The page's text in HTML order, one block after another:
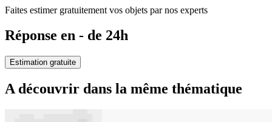
Faites estimer gratuitement vos objets par nos experts
Réponse en - de 24h
Estimation gratuite
A découvrir dans la même thématique